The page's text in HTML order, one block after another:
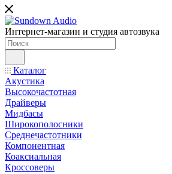
Интернет-магазин и студия автозвука
Каталог
Акустика
Высокочастотная
Драйверы
Мидбасы
Широкополосники
Среднечастотники
Компонентная
Коаксиальная
Кроссоверы